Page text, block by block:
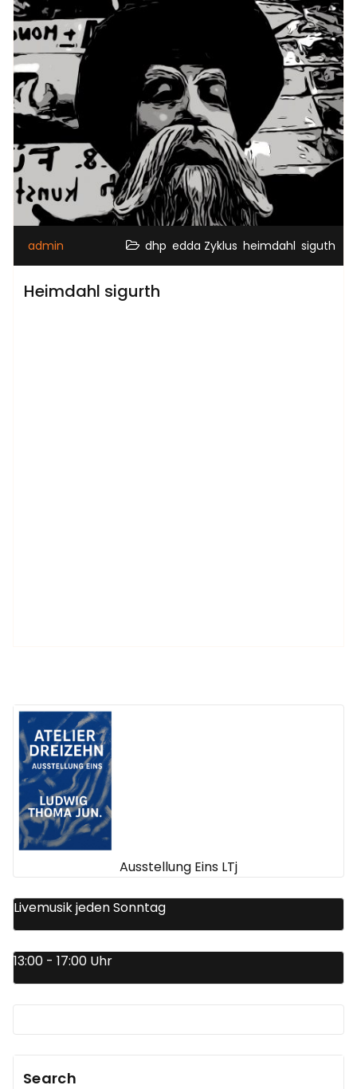
admin dhp edda Zyklus heimdahl siguth
Heimdahl sigurth
Ausstellung Eins LTj
Livemusik jeden Sonntag
13:00 - 17:00 Uhr
Search